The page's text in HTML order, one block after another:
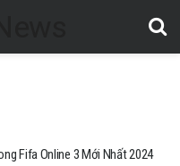
Fifa Online 3 Mới Nhất 2024